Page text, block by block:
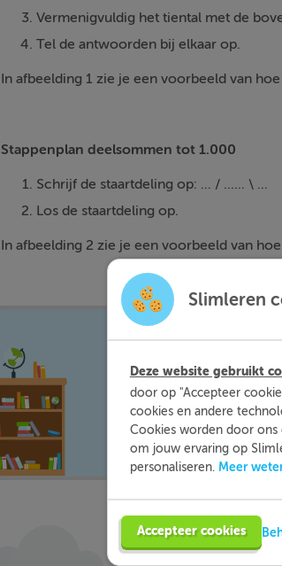
Vermenigvuldig het tiental met de
Tel de antwoorden bij elkaar op.
In afbeelding 1 zie je een voorbeeld van
Stappenplan deelsommen tot 1.000
Schrijf de staartdeling op: ... / ...... \ ...
Los de staartdeling op.
In afbeelding 2 zie je een voorbeeld van
Met Slimleren kun je
waar jij moeite mee
Slimleren
Deze website gebruikt
door op "Accepteer
cookies en andere
Cookies worden door
om jouw ervaring op
personaliseren. Meer
Accepteer cookies